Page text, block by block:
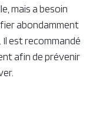
mais a besoin
abondamment
est recommandé
afin de prévenir